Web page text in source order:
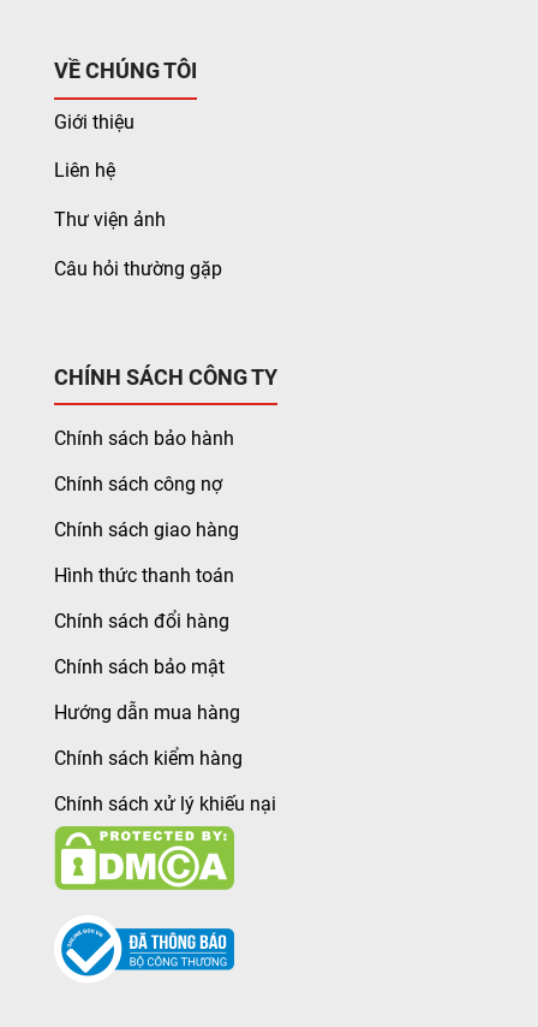
VỀ CHÚNG TÔI
Giới thiệu
Liên hệ
Thư viện ảnh
Câu hỏi thường gặp
CHÍNH SÁCH CÔNG TY
Chính sách bảo hành
Chính sách công nợ
Chính sách giao hàng
Hình thức thanh toán
Chính sách đổi hàng
Chính sách bảo mật
Hướng dẫn mua hàng
Chính sách kiểm hàng
Chính sách xử lý khiếu nại